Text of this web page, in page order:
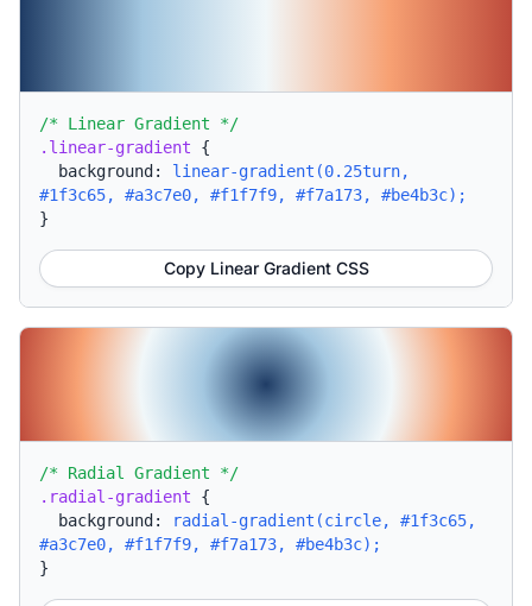
/* Linear Gradient */
.linear-gradient {
background: linear-gradient(0.25turn,
#1f3c65, #a3c7e0, #f1f7f9, #f7a173, #be4b3c);
}
Copy Linear Gradient CSS
/* Radial Gradient */
.radial-gradient {
background:
radial-gradient(circle, #1f3c65,
#a3c7e0, #f1f7f9, #f7a173, #be4b3c);
}